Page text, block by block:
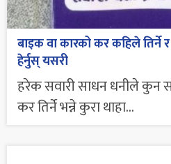
बाइक वा कारको कर कहिले तिर्ने
हेर्नुस् यसरी
हरेक सवारी साधन धनीले कुन
कर तिर्ने भन्ने कुरा थाहा...